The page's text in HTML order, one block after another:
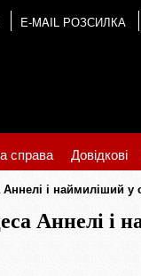
E-MAIL РОЗСИЛКА
справа Довідкові
і наймиліший у
Аннелі і